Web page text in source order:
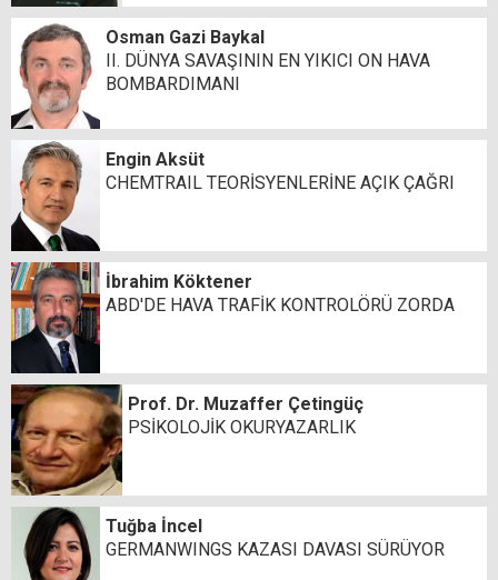
Osman Gazi Baykal
II. DÜNYA SAVAŞININ EN YIKICI ON HAVA
BOMBARDIMANI
Engin Aksüt
CHEMTRAIL TEORİSYENLERİNE AÇIK ÇAĞRI
İbrahim Köktener
ABD'DE HAVA TRAFİK KONTROLÖRÜ ZORDA
Prof. Dr. Muzaffer Çetingüç
PSİKOLOJİK OKURYAZARLIK
Tuğba İncel
GERMANWINGS KAZASI DAVASI SÜRÜYOR